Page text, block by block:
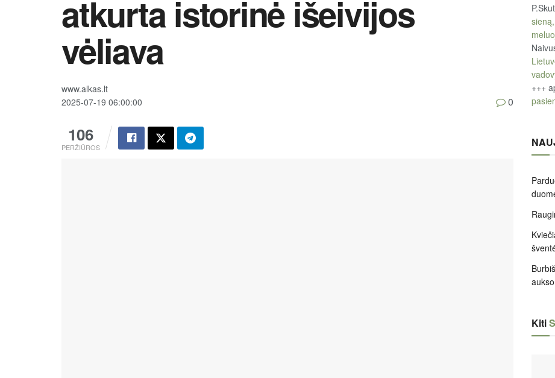
atkurta istorinė išeivijos
vėliava
www.alkas.lt
2025-07-19 06:00:00
106
PERŽIŪROS
0
+++
Kiti